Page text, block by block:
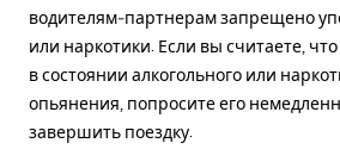
водителям-партнерам запрещено
или наркотики. Если вы считаете,
в состоянии алкогольного или
опьянения, попросите его
завершить поездку.